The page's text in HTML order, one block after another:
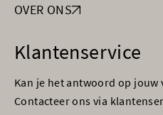
OVER ONS
Klantenservice
Kan je het antwoord op jouw
Contacteer ons via